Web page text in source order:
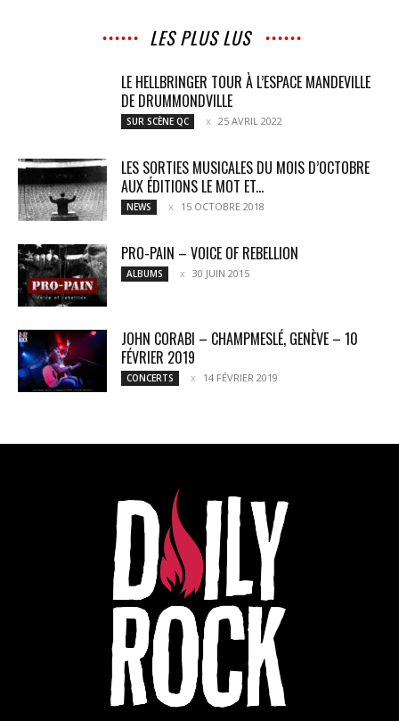
LES PLUS LUS
LE HELLBRINGER TOUR À L’ESPACE MANDEVILLE
DE DRUMMONDVILLE
SUR SCÈNE QC 25 AVRIL 2022
LES SORTIES MUSICALES DU MOIS D’OCTOBRE
AUX ÉDITIONS LE MOT ET...
NEWS 15 OCTOBRE 2018
PRO-PAIN – VOICE OF REBELLION
ALBUMS 30 JUIN 2015
JOHN CORABI – CHAMPMESLÉ, GENÈVE – 10
FÉVRIER 2019
CONCERTS 14 FÉVRIER 2019